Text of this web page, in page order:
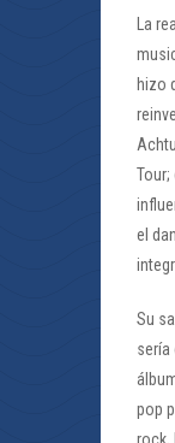
La
hizo
Tour;
el
Su
sería
pop
rock,